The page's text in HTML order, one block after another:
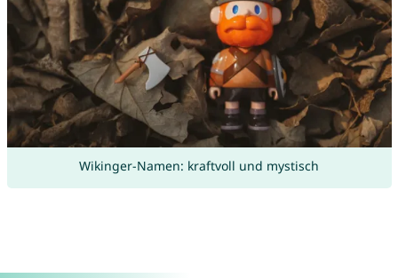
Wikinger-Namen: kraftvoll und mystisch